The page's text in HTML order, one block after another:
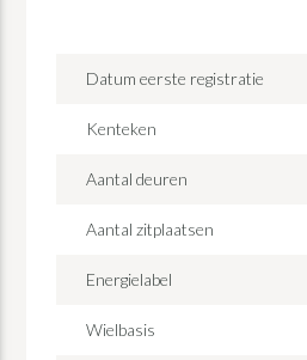
Datum eerste registratie
Kenteken
Aantal deuren
Aantal zitplaatsen
Energielabel
Wielbasis